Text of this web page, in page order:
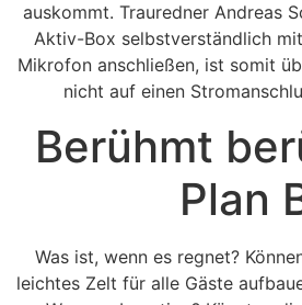
auskommt. Trauredner Andreas
Aktiv-Box selbstverständlich
Mikrofon anschließen, ist somit
nicht auf einen
Berühmt
Plan
Was ist, wenn es regnet?
leichtes Zelt für alle Gäste